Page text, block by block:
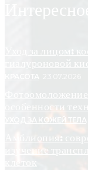
Уход за лицом:
гиалуроновой
КРАСОТА
особенности
УХОД ЗА КОЖЕЙ ТЕЛА
Амблиопия:
изучение
клеток